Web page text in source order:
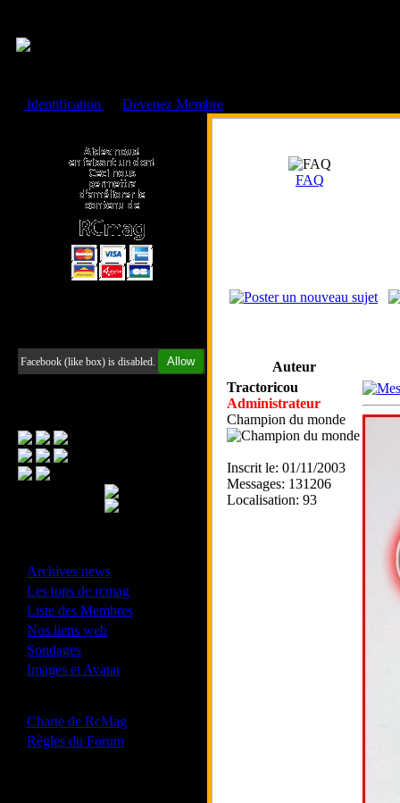
Identification
Devenez Membre
Facebook (like box) is disabled. Allow
Archives news
Les tops de rcmag
Liste des Membres
Nos liens web
Sondages
Images et Avatar
Charte de RcMag
Règles du Forum
FAQ
Auteur
Tractoricou
Administrateur
Champion du monde
Inscrit le: 01/11/2003
Messages: 131206
Localisation: 93